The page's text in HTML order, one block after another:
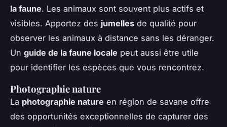
la faune. Les animaux sont souvent plus actifs et
visibles. Apportez des jumelles de qualité pour
observer les animaux à distance sans les déranger.
Un guide de la faune locale peut aussi être utile
pour identifier les espèces que vous rencontrez.
Photographie nature
La photographie nature en région de savane offre
des opportunités exceptionnelles de capturer des